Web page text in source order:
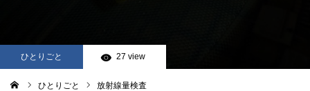
ひとりごと 27 view
ひとりごと 放射線量検査
お問い合わせ